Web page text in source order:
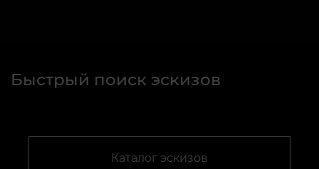
Быстрый поиск эскизов
Каталог эскизов